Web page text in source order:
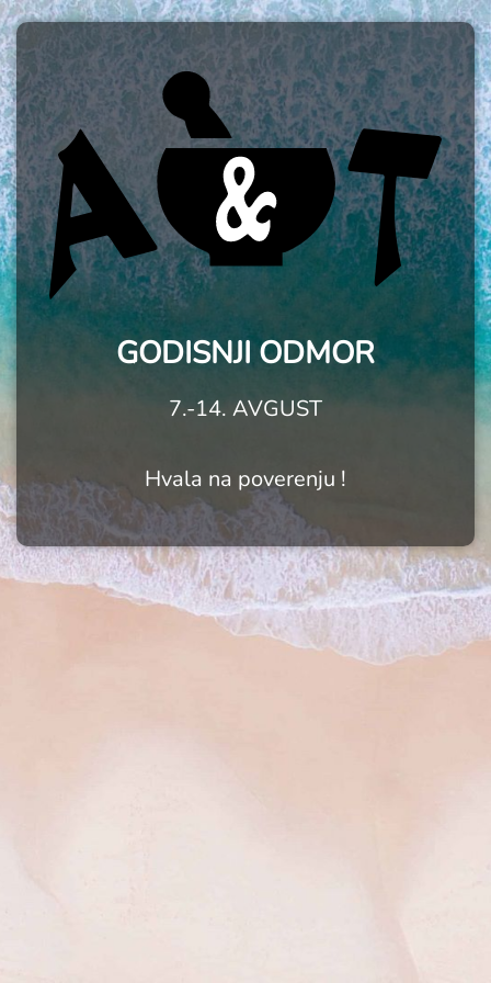
GODISNJI ODMOR
7.-14. AVGUST
Hvala na poverenju !